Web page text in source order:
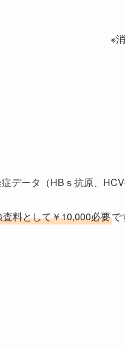
※
データ（HBｓ抗原、HCV
査料として￥10,000必要で